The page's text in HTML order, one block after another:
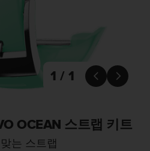
1 / 1  
OCEAN 스트랩 키트
는 스트랩